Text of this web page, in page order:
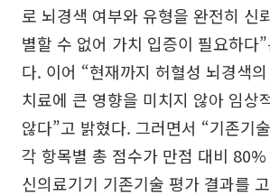
로 뇌경색 여부와 유형을 완전히 신
별할 수 없어 가치 입증이 필요하다
다. 이어 “현재까지 허혈성 뇌경색
치료에 큰 영향을 미치지 않아 임상
않다”고 밝혔다. 그러면서 “기존기
각 항목별 총 점수가 만점 대비
신의료기기 기존기술 평가 결과를